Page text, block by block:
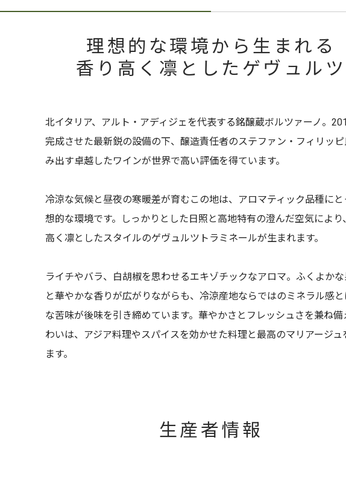
理想的な環境から生まれる
香り高く凛としたゲヴュルツ
北イタリア、アルト・アディジェを代表する銘醸蔵ボルツァーノ。
完成させた最新鋭の設備の下、醸造責任者のステファン・フィリッ
み出す卓越したワインが世界で高い評価を得ています。
冷涼な気候と昼夜の寒暖差が育むこの地は、アロマティック品種に
想的な環境です。しっかりとした日照と高地特有の澄んだ空気により
高く凛としたスタイルのゲヴュルツトラミネールが生まれます。
ライチやバラ、白胡椒を思わせるエキゾチックなアロマ。ふくよか
と華やかな香りが広がりながらも、冷涼産地ならではのミネラル感
な苦味が後味を引き締めています。華やかさとフレッシュさを兼ね
わいは、アジア料理やスパイスを効かせた料理と最高のマリアージュ
ます。
生産者情報